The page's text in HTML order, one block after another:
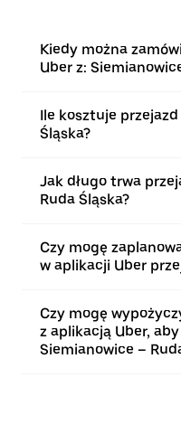
Kiedy można
Uber z:
Ile kosztuje
Śląska?
Jak długo trwa
Ruda Śląska?
Czy mogę
w aplikacji Uber
Czy mogę
z aplikacją Uber,
Siemianowice –